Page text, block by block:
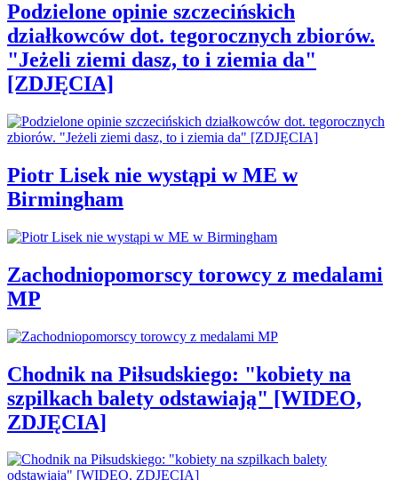
Podzielone opinie szczecińskich
działkowców dot. tegorocznych zbiorów.
"Jeżeli ziemi dasz, to i ziemia da"
[ZDJĘCIA]
Piotr Lisek nie wystąpi w ME w
Birmingham
Zachodniopomorscy torowcy z medalami
MP
Chodnik na Piłsudskiego: "kobiety na
szpilkach balety odstawiają" [WIDEO,
ZDJĘCIA]